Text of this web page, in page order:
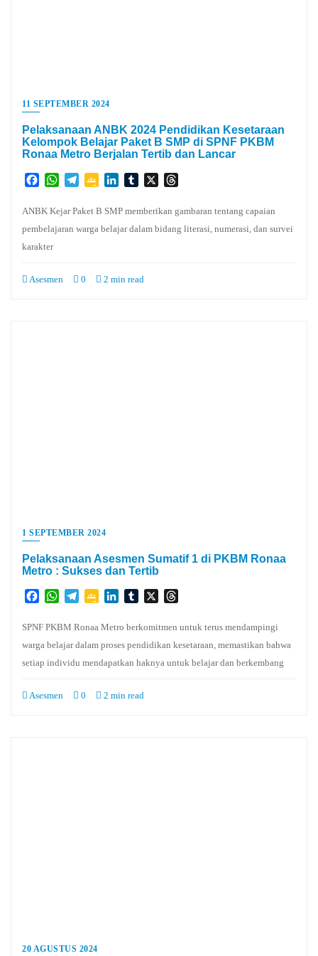
11 SEPTEMBER 2024
Pelaksanaan ANBK 2024 Pendidikan Kesetaraan
Kelompok Belajar Paket B SMP di SPNF PKBM
Ronaa Metro Berjalan Tertib dan Lancar
FacebookWhatsApp
TelegramGoogleLinkedInTumblr
X
ANBK Kejar Paket B SMP memberikan gambaran tentang capaian
pembelajaran warga belajar dalam bidang literasi, numerasi, dan survei
karakter
Asesmen 0 2 min read
1 SEPTEMBER 2024
Pelaksanaan Asesmen Sumatif 1 di PKBM Ronaa
Metro : Sukses dan Tertib
FacebookWhatsApp
TelegramGoogleLinkedInTumblr
X
SPNF PKBM Ronaa Metro berkomitmen untuk terus mendampingi
warga belajar dalam proses pendidikan kesetaraan, memastikan bahwa
setiap individu mendapatkan haknya untuk belajar dan berkembang
Asesmen 0 2 min read
20 AGUSTUS 2024